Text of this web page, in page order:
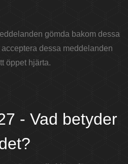
gömda bakom dessa
dessa meddelanden
öppet hjärta.
- Vad betyder